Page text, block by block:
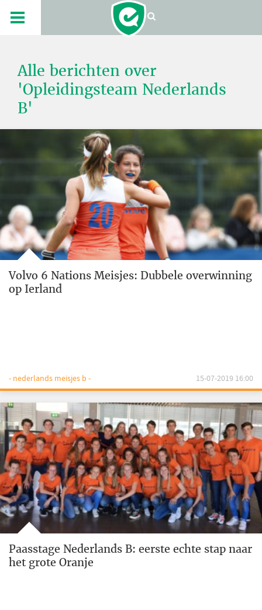
Alle berichten over
'Opleidingsteam Nederlands
B'
Volvo 6 Nations Meisjes: Dubbele overwinning
op Ierland
- nederlands meisjes b - 15-07-2019 16:00
Paasstage Nederlands B: eerste echte stap naar
het grote Oranje